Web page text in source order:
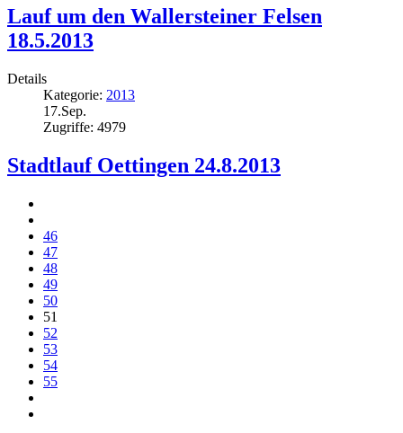
Lauf um den Wallersteiner Felsen
18.5.2013
Details
Kategorie: 2013
17.Sep.
Zugriffe: 4979
Stadtlauf Oettingen 24.8.2013
46
47
48
49
50
51
52
53
54
55